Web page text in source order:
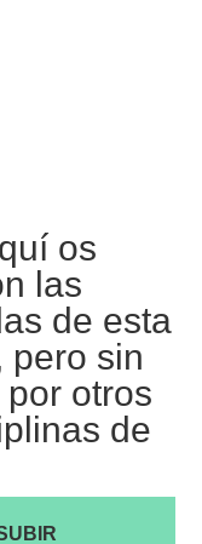
os
las
de esta
pero sin
por otros
de